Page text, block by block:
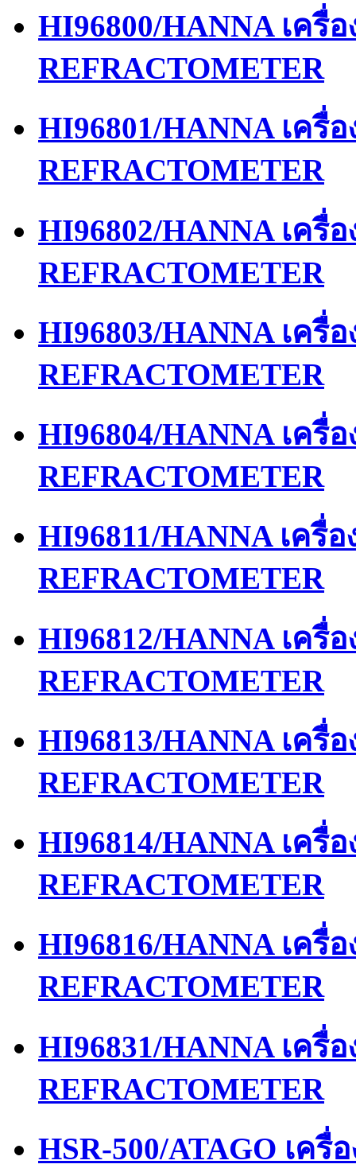
HI96800/HANNA เค
REFRACTOMETER
HI96801/HANNA เค
REFRACTOMETER
HI96802/HANNA เค
REFRACTOMETER
HI96803/HANNA เค
REFRACTOMETER
HI96804/HANNA เค
REFRACTOMETER
HI96811/HANNA เค
REFRACTOMETER
HI96812/HANNA เค
REFRACTOMETER
HI96813/HANNA เค
REFRACTOMETER
HI96814/HANNA เค
REFRACTOMETER
HI96816/HANNA เครื่
REFRACTOMETER
HI96831/HANNA เค
REFRACTOMETER
HSR-500/ATAGO เค